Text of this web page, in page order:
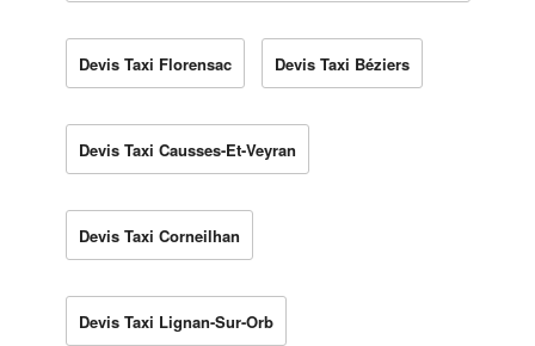
Devis Taxi Florensac Devis Taxi Béziers
Devis Taxi Causses-Et-Veyran
Devis Taxi Corneilhan
Devis Taxi Lignan-Sur-Orb